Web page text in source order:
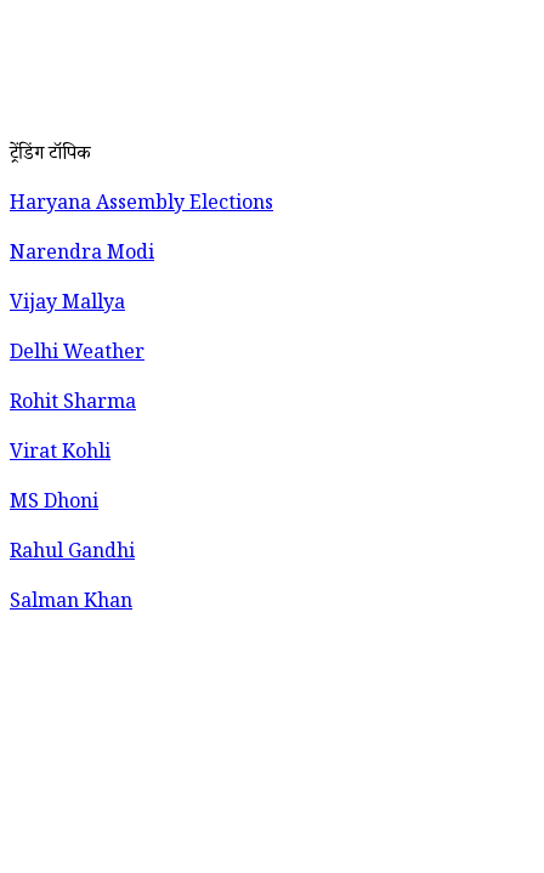
ट्रेंडिंग टॉपिक
Haryana Assembly Elections
Narendra Modi
Vijay Mallya
Delhi Weather
Rohit Sharma
Virat Kohli
MS Dhoni
Rahul Gandhi
Salman Khan